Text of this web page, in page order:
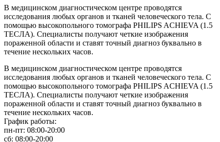
В медицинском диагностическом центре проводятся
исследования любых органов и тканей человеческого тела. С
помощью высокопольного томографа PHILIPS ACHIEVA (1.5
ТЕСЛА). Специалисты получают четкие изображения
пораженной области и ставят точный диагноз буквально в
течение нескольких часов.
В медицинском диагностическом центре проводятся
исследования любых органов и тканей человеческого тела. С
помощью высокопольного томографа PHILIPS ACHIEVA (1.5
ТЕСЛА). Специалисты получают четкие изображения
пораженной области и ставят точный диагноз буквально в
течение нескольких часов.
График работы:
пн-пт: 08:00-20:00
сб: 08:00-20:00